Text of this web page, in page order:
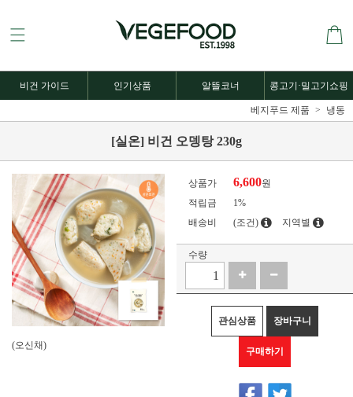
비건 가이드 인기상품 알뜰코너 콩고기·밀고기쇼핑
베지푸드 제품 냉동
[실온] 비건 오뎅탕 230g
(오신채)
상품가 6,600원
적립금
1%
배송비
(조건) 지역별
수량
관심상품 장바구니
구매하기